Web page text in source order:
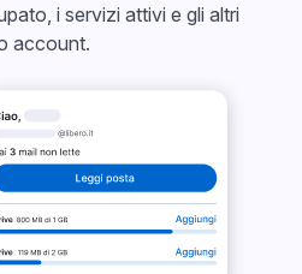
i servizi attivi e gli altri
account.